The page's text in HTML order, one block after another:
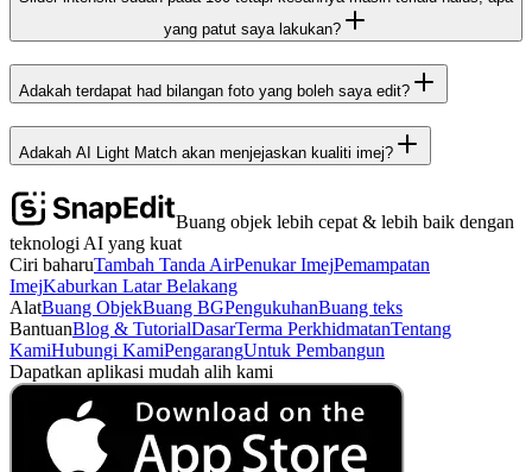
yang patut saya lakukan?
Adakah terdapat had bilangan foto yang boleh saya edit?
Adakah AI Light Match akan menjejaskan kualiti imej?
Buang objek lebih cepat & lebih baik dengan
teknologi AI yang kuat
Ciri baharuTambah Tanda AirPenukar ImejPemampatan
ImejKaburkan Latar Belakang
AlatBuang ObjekBuang BGPengukuhanBuang teks
BantuanBlog & TutorialDasarTerma PerkhidmatanTentang
KamiHubungi KamiPengarangUntuk Pembangun
Dapatkan aplikasi mudah alih kami